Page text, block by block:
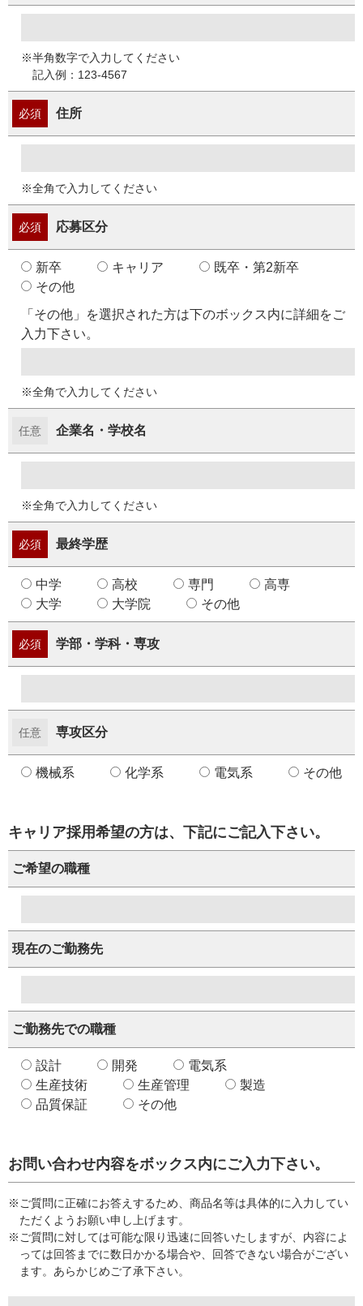
※半角数字で入力してください
記入例：123-4567
必須 住所
※全角で入力してください
必須 応募区分
新卒 キャリア
既卒・第2新卒
その他
「その他」を選択された方は下のボックス内に詳細をご
入力下さい。
※全角で入力してください
任意 企業名・学校名
※全角で入力してください
必須 最終学歴
中学 高校 専門
高専
大学
大学院 その他
必須 学部・学科・専攻
任意 専攻区分
機械系 化学系 電気系 その他
キャリア採用希望の方は、下記にご記入下さい。
ご希望の職種
現在のご勤務先
ご勤務先での職種
設計 開発
電気系
生産技術
生産管理
製造
品質保証
その他
お問い合わせ内容をボックス内にご入力下さい。
※ご質問に正確にお答えするため、商品名等は具体的に入力してい
ただくようお願い申し上げます。
※ご質問に対しては可能な限り迅速に回答いたしますが、内容によ
っては回答までに数日かかる場合や、回答できない場合がござい
ます。あらかじめご了承下さい。